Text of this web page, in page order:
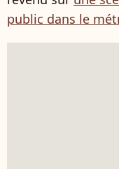
public dans le